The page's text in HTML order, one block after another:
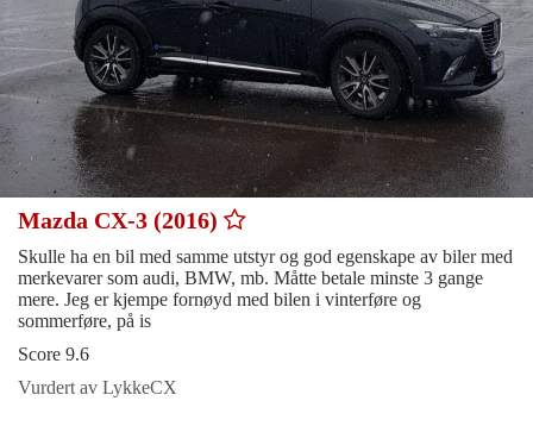
Mazda CX-3 (2016)
Skulle ha en bil med samme utstyr og god egenskape av biler med
merkevarer som audi, BMW, mb. Måtte betale minste 3 gange
mere. Jeg er kjempe fornøyd med bilen i vinterføre og
sommerføre, på is
Score 9.6
Vurdert av LykkeCX